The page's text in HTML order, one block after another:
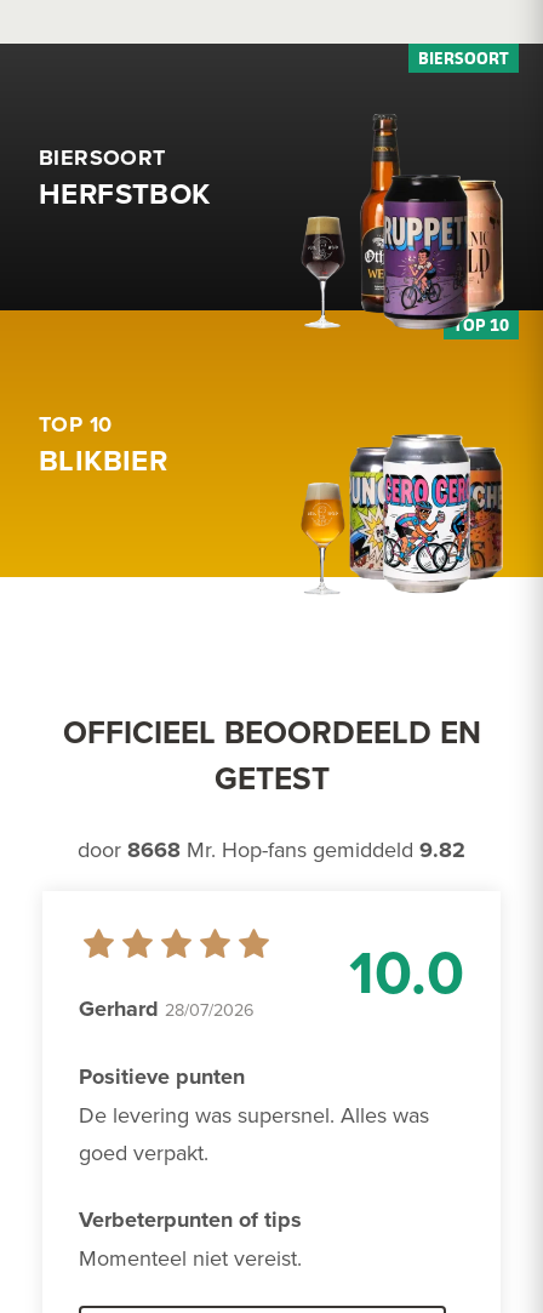
BIERSOORT
HERFSTBOK
TOP 10
BLIKBIER
OFFICIEEL BEOORDEELD EN
GETEST
door 8668 Mr. Hop-fans gemiddeld 9.82
10.0
Gerhard 28/07/2026
Positieve punten
De levering was supersnel. Alles was
goed verpakt.
Verbeterpunten of tips
Momenteel niet vereist.